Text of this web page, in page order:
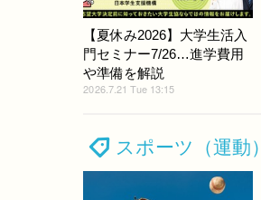
【夏休み2026】大学生活入
門セミナー7/26…進学費用
や準備を解説
2026.7.21 Tue 13:15
スポーツ（運動）